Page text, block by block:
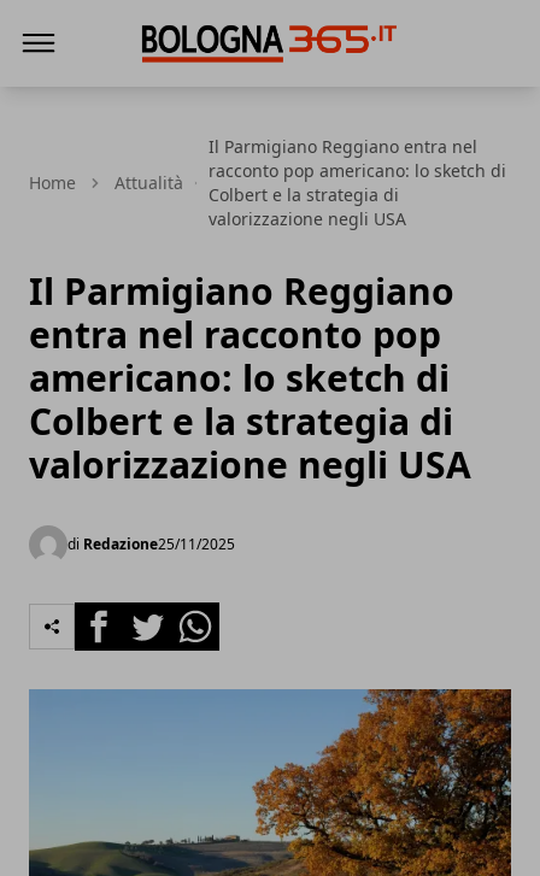
Home Attualità
Il Parmigiano Reggiano entra nel
racconto pop americano: lo sketch di
Colbert e la strategia di
valorizzazione negli USA
Il Parmigiano Reggiano
entra nel racconto pop
americano: lo sketch di
Colbert e la strategia di
valorizzazione negli USA
di Redazione25/11/2025
FacebookTwitterWhatsapp